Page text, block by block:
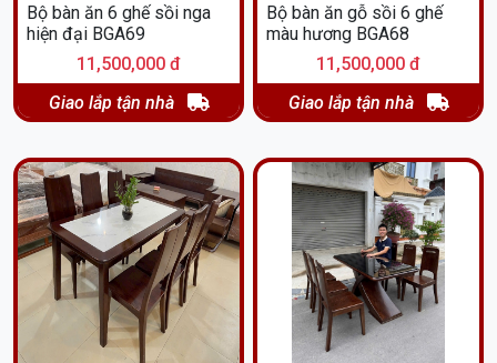
Bộ bàn ăn 6 ghế sồi nga
hiện đại BGA69
11,500,000 đ
Giao lắp tận nhà
Bộ bàn ăn gỗ sồi 6 ghế
màu hương BGA68
11,500,000 đ
Giao lắp tận nhà